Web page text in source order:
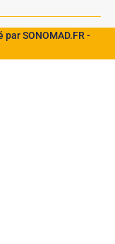
SONOMAD.FR -